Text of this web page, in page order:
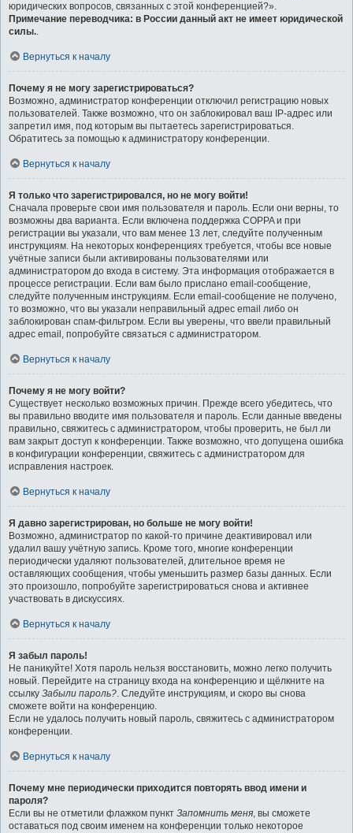
юридических вопросов, связанных с этой конференцией?».
Примечание переводчика: в России данный акт не имеет юридической
силы..
Вернуться к началу
Почему я не могу зарегистрироваться?
Возможно, администратор конференции отключил регистрацию новых
пользователей. Также возможно, что он заблокировал ваш IP-адрес или
запретил имя, под которым вы пытаетесь зарегистрироваться.
Обратитесь за помощью к администратору конференции.
Вернуться к началу
Я только что зарегистрировался, но не могу войти!
Сначала проверьте свои имя пользователя и пароль. Если они верны, то
возможны два варианта. Если включена поддержка COPPA и при
регистрации вы указали, что вам менее 13 лет, следуйте полученным
инструкциям. На некоторых конференциях требуется, чтобы все новые
учётные записи были активированы пользователями или
администратором до входа в систему. Эта информация отображается в
процессе регистрации. Если вам было прислано email-сообщение,
следуйте полученным инструкциям. Если email-сообщение не получено,
то возможно, что вы указали неправильный адрес email либо он
заблокирован спам-фильтром. Если вы уверены, что ввели правильный
адрес email, попробуйте связаться с администратором.
Вернуться к началу
Почему я не могу войти?
Существует несколько возможных причин. Прежде всего убедитесь, что
вы правильно вводите имя пользователя и пароль. Если данные введены
правильно, свяжитесь с администратором, чтобы проверить, не был ли
вам закрыт доступ к конференции. Также возможно, что допущена ошибка
в конфигурации конференции, свяжитесь с администратором для
исправления настроек.
Вернуться к началу
Я давно зарегистрирован, но больше не могу войти!
Возможно, администратор по какой-то причине деактивировал или
удалил вашу учётную запись. Кроме того, многие конференции
периодически удаляют пользователей, длительное время не
оставляющих сообщения, чтобы уменьшить размер базы данных. Если
это произошло, попробуйте зарегистрироваться снова и активнее
участвовать в дискуссиях.
Вернуться к началу
Я забыл пароль!
Не паникуйте! Хотя пароль нельзя восстановить, можно легко получить
новый. Перейдите на страницу входа на конференцию и щёлкните на
ссылку Забыли пароль?. Следуйте инструкциям, и скоро вы снова
сможете войти на конференцию.
Если не удалось получить новый пароль, свяжитесь с администратором
конференции.
Вернуться к началу
Почему мне периодически приходится повторять ввод имени и
пароля?
Если вы не отметили флажком пункт Запомнить меня, вы сможете
оставаться под своим именем на конференции только некоторое